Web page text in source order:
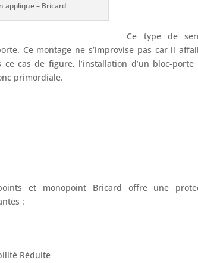
applique – Bricard
Ce type de
Ce montage ne s’improvise pas car il
ce cas de figure, l’installation d’un bloc-
primordiale.
et monopoint Bricard offre une
:
Réduite